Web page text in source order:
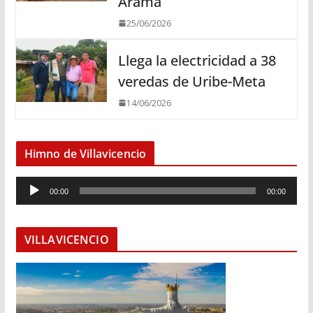
25/06/2026
Llega la electricidad a 38
veredas de Uribe-Meta
14/06/2026
Himno de Villavicencio
e
o
d
u
c
00:00 00:00
VILLAVICENCIO